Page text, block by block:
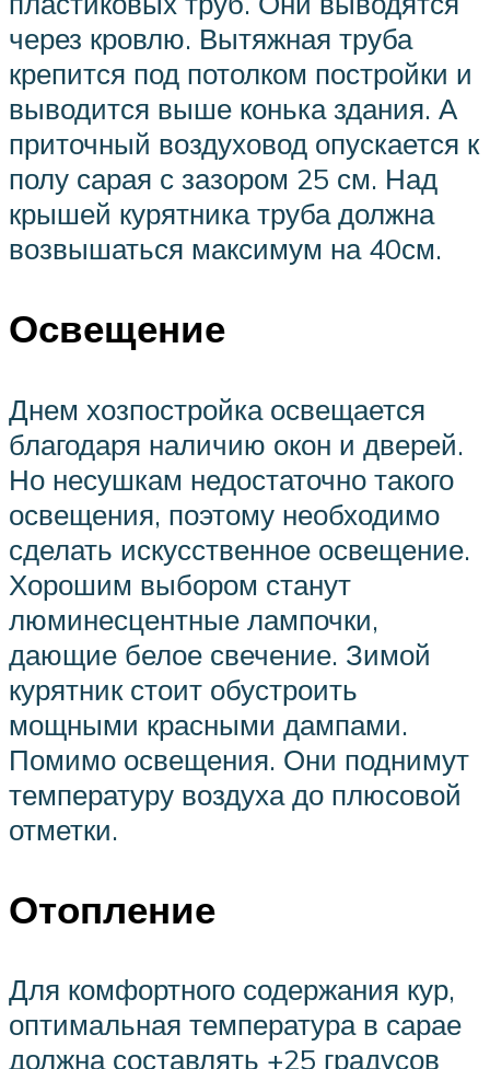
через кровлю. Вытяжная труба
крепится под потолком постройки и
выводится выше конька здания. А
приточный воздуховод опускается к
полу сарая с зазором 25 см. Над
крышей курятника труба должна
возвышаться максимум на 40см.
Освещение
Днем хозпостройка освещается
благодаря наличию окон и дверей.
Но несушкам недостаточно такого
освещения, поэтому необходимо
сделать искусственное освещение.
Хорошим выбором станут
люминесцентные лампочки,
дающие белое свечение. Зимой
курятник стоит обустроить
мощными красными дампами.
Помимо освещения. Они поднимут
температуру воздуха до плюсовой
отметки.
Отопление
Для комфортного содержания кур,
оптимальная температура в сарае
должна составлять +25 градусов